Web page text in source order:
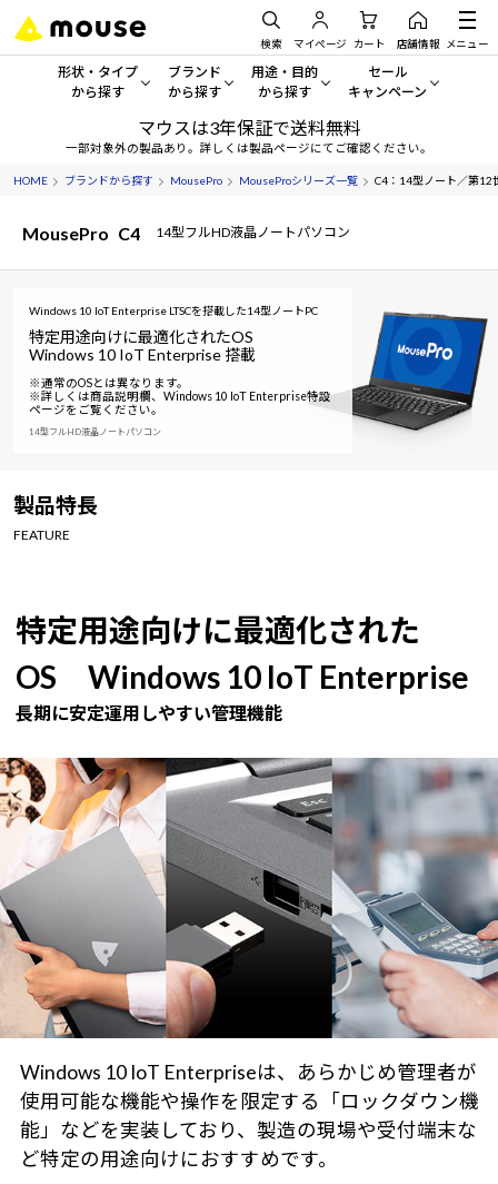
検索 マイページ カート 店舗情報 メニュー
形状・タイプ
から探す
形状・タイプから探す をすべてみる
デスクトップPC
ノートPC
サーバー
ワークステーション
Windows 11
ブランド
から探す
mouse
G TUNE
NEXTGEAR
MousePro
iiyama
用途・目的
から探す
一般向けパソコン
ゲーミングPC・ゲーム向けパソコン
クリエイティブ向け
スペック/パーツ別
セール
キャンペーン
セール・キャンペー
期間限定セール
おすすめ目玉パソコン
今イチオシのパソコンをピ
Windows 11|Copilot+ PC
マウスは3年保証で送料無料
一部対象外の製品あり。詳しくは製品ページにてご確認ください。
HOME ブランドから探す MousePro MouseProシリーズ一覧 C4：14型ノート／第12
MousePro C4 14型フルHD液晶ノートパソコン
Windows 10 IoT Enterprise LTSCを搭載した14型ノートPC
特定用途向けに最適化されたOS
Windows 10 IoT Enterprise 搭載
※通常のOSとは異なります。
※詳しくは商品説明欄、Windows 10 IoT Enterprise特設
ページをご覧ください。
14型フルHD液晶ノートパソコン
製品特長
FEATURE
特定用途向けに最適化された
OS Windows 10 IoT Enterprise
長期に安定運用しやすい管理機能
Windows 10 IoT Enterpriseは、あらかじめ管理者が
使用可能な機能や操作を限定する「ロックダウン機
能」などを実装しており、製造の現場や受付端末な
ど特定の用途向けにおすすめです。